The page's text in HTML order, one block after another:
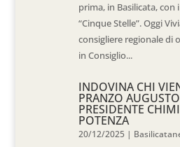
prima, in Basilicata, con
“Cinque Stelle”. Oggi
consigliere regionale di
in Consiglio...
INDOVINA CHI
PRANZO
PRESIDENTE
POTENZA
20/12/2025 |